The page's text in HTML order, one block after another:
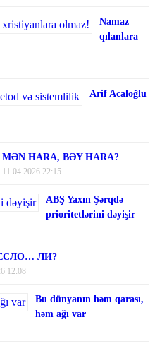
Namaz
qılanlara
Arif Acaloğlu
MƏN HARA, BƏY HARA?
11.04.2026 22:15
ABŞ Yaxın Şərqdə
prioritetlərini dəyişir
ЛИ?
12:08
Bu dünyanın həm qarası,
həm ağı var